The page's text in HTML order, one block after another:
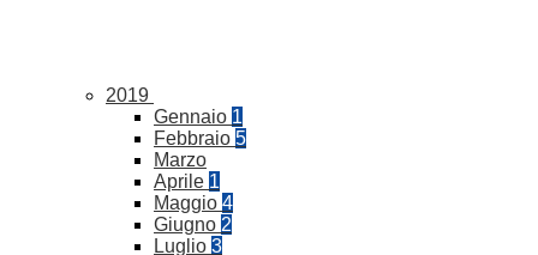
2019
Gennaio 1
Febbraio 5
Marzo
Aprile 1
Maggio 4
Giugno 2
Luglio 3